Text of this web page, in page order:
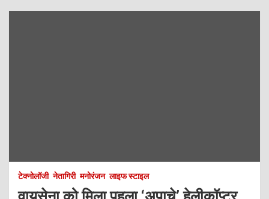
टेक्नोलॉजी नेतागिरी मनोरंजन लाइफ स्टाइल